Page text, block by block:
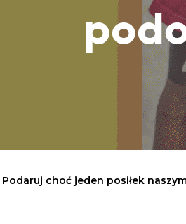
Podaruj choć jeden posiłek